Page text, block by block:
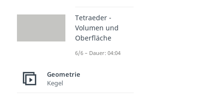
Tetraeder -
Volumen und
Oberfläche
6/6 – Dauer: 04:04
Geometrie
Kegel